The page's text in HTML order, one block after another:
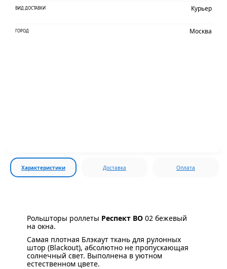
ВИД ДОСТАВКИ Курьер
ГОРОД Москва
Характеристики Доставка Оплата
Рольшторы роллеты Респект ВО 02 бежевый
на окна.
Самая плотная Блэкаут ткань для рулонных
штор (Blackout), абсолютно не пропускающая
солнечный свет. Выполнена в уютном
естественном цвете.